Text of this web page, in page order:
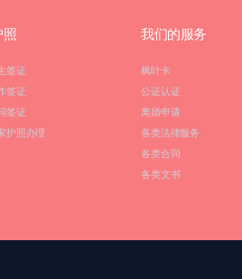
签证
签证
签证
护照办理
我们的服务
枫叶卡
公证认证
离婚申请
各类法律服务
各类合同
各类文书